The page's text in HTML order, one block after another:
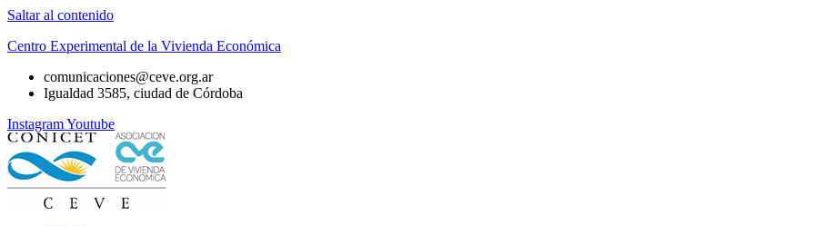
Saltar al contenido
Centro Experimental de la Vivienda Económica
comunicaciones@ceve.org.ar
Igualdad 3585, ciudad de Córdoba
InstagramYoutube